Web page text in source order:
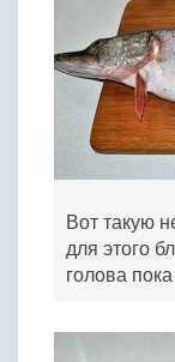
Вот такую
для этого
голова